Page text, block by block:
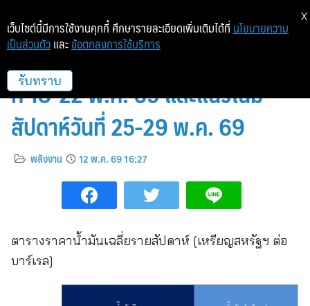
สถานการณ์ตลาดน้ำมัน สัปดาห์วัน
ที่ 18-22 พ.ค. 69 และแนวโน้ม
สัปดาห์วันที่ 25-29 พ.ค. 69
พลังงาน 12 พ.ค. 69 16:27
ตารางราคาน้ำมันเฉลี่ยรายสัปดาห์ [เหรียญสหรัฐฯ ต่อ
บาร์เรล]
เว็บไซต์นี้มีการใช้งานคุกกี้ ศึกษารายละเอียดเพิ่มเติมได้ที่ นโยบายความ
เป็นส่วนตัว และ ข้อตกลงการใช้บริการ
รับทราบ
X